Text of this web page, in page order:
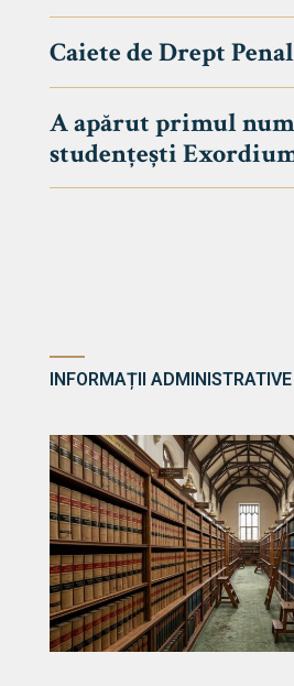
Caiete de Drept
A apărut primul
studențești
INFORMAȚII ADMINISTRATIVE